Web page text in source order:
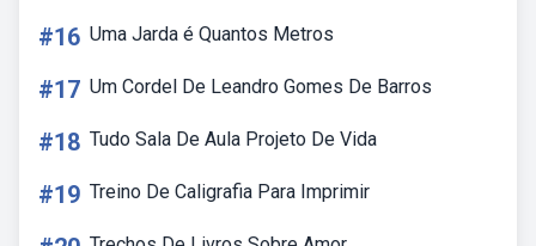
#16 Uma Jarda é Quantos Metros
#17 Um Cordel De Leandro Gomes De Barros
#18 Tudo Sala De Aula Projeto De Vida
#19 Treino De Caligrafia Para Imprimir